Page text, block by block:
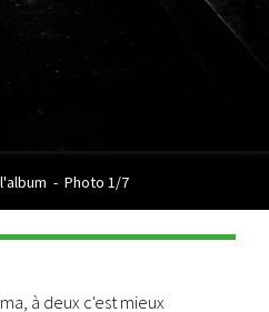
- Photo 1/7
à deux c'est mieux